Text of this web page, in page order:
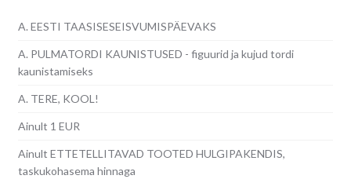
A. EESTI TAASISESEISVUMISPÄEVAKS
A. PULMATORDI KAUNISTUSED - figuurid ja kujud tordi
kaunistamiseks
A. TERE, KOOL!
Ainult 1 EUR
Ainult ETTETELLITAVAD TOOTED HULGIPAKENDIS,
taskukohasema hinnaga